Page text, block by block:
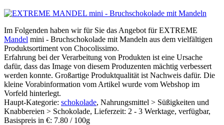
Im Folgenden haben wir für Sie das Angebot für EXTREME
Mandel mini - Bruchschokolade mit Mandeln aus dem vielfältigen
Produktsortiment von Chocolissimo.
Erfahrung bei der Verarbeitung von Produkten ist eine Ursache
dafür, dass das Image von diesem Produzenten mächtig verbessert
werden konnte. Großartige Produktqualität ist Nachweis dafür. Die
kleine Vorabinformation vom Artikel wurde vom Webshop im
Vorfeld hinterlegt.
Haupt-Kategorie: schokolade, Nahrungsmittel > Süßigkeiten und
Knabbereien > Schokolade, Lieferzeit: 2 - 3 Werktage, verfügbar,
Basispreis in €: 7.80 / 100g